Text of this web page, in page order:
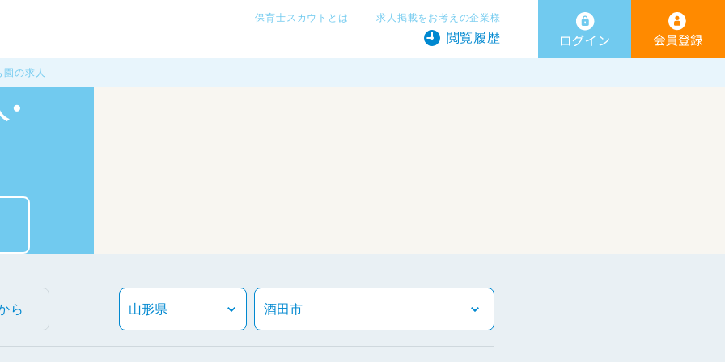
保育士スカウトとは 求人掲載をお考えの企業様
閲覧履歴
園の求人
ら